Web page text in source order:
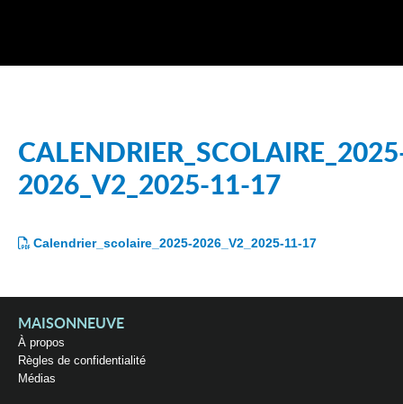
2026_V2_2025-11-17
Calendrier_scolaire_2025-2026_V2_2025-11-17
MAISONNEUVE
À propos
Règles de confidentialité
Médias